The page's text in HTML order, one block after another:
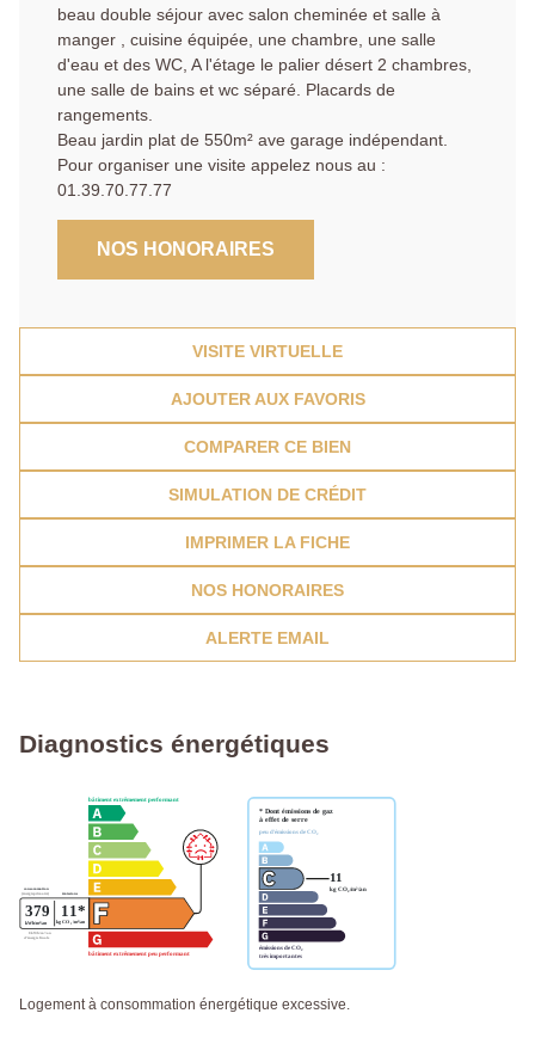
beau double séjour avec salon cheminée et salle à
manger , cuisine équipée, une chambre, une salle
d'eau et des WC, A l'étage le palier désert 2 chambres,
une salle de bains et wc séparé. Placards de
rangements.
Beau jardin plat de 550m² ave garage indépendant.
Pour organiser une visite appelez nous au :
01.39.70.77.77
NOS HONORAIRES
VISITE VIRTUELLE
AJOUTER AUX FAVORIS
COMPARER CE BIEN
SIMULATION DE CRÉDIT
IMPRIMER LA FICHE
NOS HONORAIRES
ALERTE EMAIL
Diagnostics énergétiques
Logement à consommation énergétique excessive.